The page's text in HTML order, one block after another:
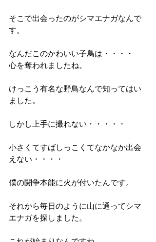
そこで出会ったのがシマエナガなんで
す。
なんだこのかわいい子鳥は・・・・
心を奪われましたね。
けっこう有名な野鳥なんで知ってはい
ました。
しかし上手に撮れない・・・・・
小さくてすばしっこくてなかなか出会
えない・・・・
僕の闘争本能に火が付いたんです。
それから毎日のように山に通ってシマ
エナガを探しました。